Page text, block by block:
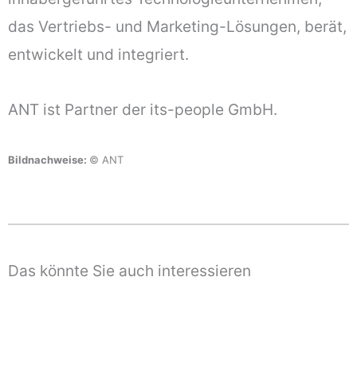
das Vertriebs- und Marketing-Lösungen, berät,
entwickelt und integriert.
ANT ist Partner der its-people GmbH.
Bildnachweise: © ANT
Das könnte Sie auch interessieren